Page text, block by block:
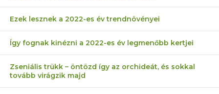
Ezek lesznek a 2022-es év trendnövényei
Így fognak kinézni a 2022-es év legmenőbb kertjei
Zseniális trükk – öntözd így az orchideát, és sokkal
tovább virágzik majd